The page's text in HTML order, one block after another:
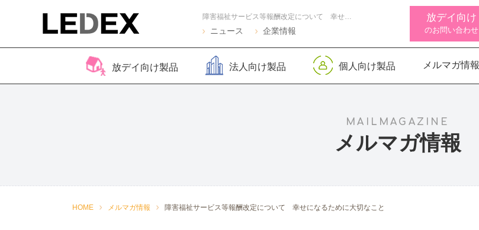
ニュース 企業情報
放デイ向け
のお問い合わせ
放デイ向け製品 法人向け製品
脳バランサー キッズ
個人向け製品
こども脳機能バランサ
トKIDS
ト
メルマガ情報
障害福祉サービス等報酬改定について 幸せになるために大切なこと
MAILMAGAZINE
メルマガ情報
HOME メルマガ情報 障害福祉サービス等報酬改定について 幸せになるために大切なこと